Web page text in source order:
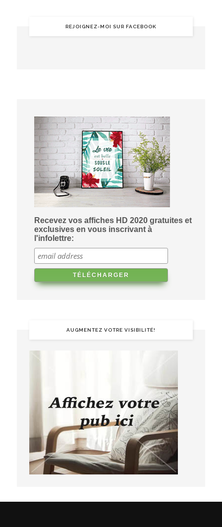
REJOIGNEZ-MOI SUR FACEBOOK
Recevez vos affiches HD 2020 gratuites et
exclusives en vous inscrivant à
l'infolettre:
AUGMENTEZ VOTRE VISIBILITÉ!